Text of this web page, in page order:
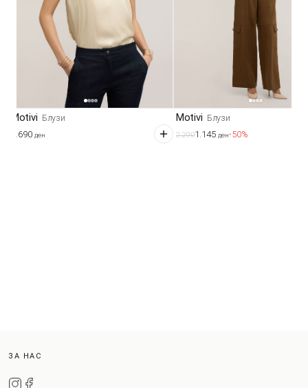
Motivi Блузи
2.690 ден
Motivi Блузи
2.2901.145 ден-50%
ЗА НАС